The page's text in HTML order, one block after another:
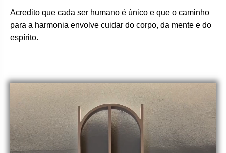
Acredito que cada ser humano é único e que o caminho
para a harmonia envolve cuidar do corpo, da mente e do
espírito.